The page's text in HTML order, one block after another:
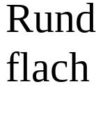
Rund
flach